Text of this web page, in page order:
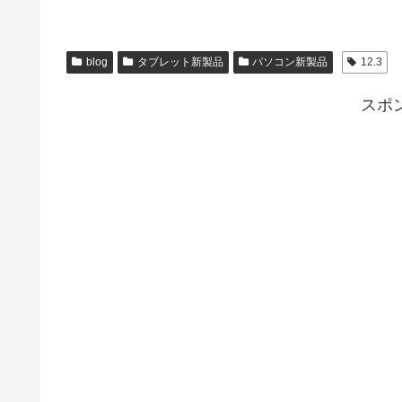
blog タブレット新製品 パソコン新製品 12.3
スポ